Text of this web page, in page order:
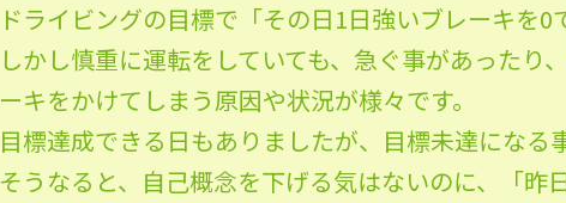
ドライビングの目標で「その日1日強いブレーキを
しかし慎重に運転をしていても、急ぐ事があった
ーキをかけてしまう原因や状況が様々です。
目標達成できる日もありましたが、目標未達になる
そうなると、自己概念を下げる気はないのに、「